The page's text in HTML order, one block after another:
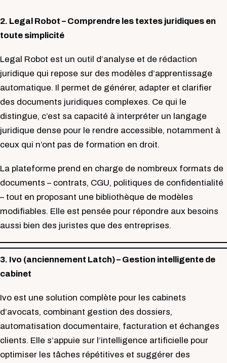
2. Legal Robot – Comprendre les textes juridiques en
toute simplicité
Legal Robot est un outil d’analyse et de rédaction
juridique qui repose sur des modèles d’apprentissage
automatique. Il permet de générer, adapter et clarifier
des documents juridiques complexes. Ce qui le
distingue, c’est sa capacité à interpréter un langage
juridique dense pour le rendre accessible, notamment à
ceux qui n’ont pas de formation en droit.
La plateforme prend en charge de nombreux formats de
documents – contrats, CGU, politiques de confidentialité
– tout en proposant une bibliothèque de modèles
modifiables. Elle est pensée pour répondre aux besoins
aussi bien des juristes que des entreprises.
3. Ivo (anciennement Latch) – Gestion intelligente de
cabinet
Ivo est une solution complète pour les cabinets
d’avocats, combinant gestion des dossiers,
automatisation documentaire, facturation et échanges
clients. Elle s’appuie sur l’intelligence artificielle pour
optimiser les tâches répétitives et suggérer des